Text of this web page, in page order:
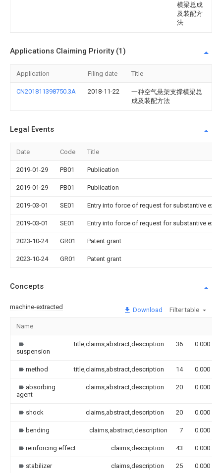
横梁总成
及装配方
法
Applications Claiming Priority (1)
Application Filing date Title
CN201811398750.3A 2018-11-22
一种空气悬架支撑横梁总
成及装配方法
Legal Events
Date Code Title
2019-01-29 PB01 Publication
2019-01-29 PB01 Publication
2019-03-01 SE01 Entry into force of request for substantive
2019-03-01 SE01 Entry into force of request for substantive
2023-10-24 GR01 Patent grant
2023-10-24 GR01 Patent grant
Concepts
machine-extracted Download Filter table
Name
suspension
title,claims,abstract,description 36 0.000
method title,claims,abstract,description 14 0.000
absorbing
agent
claims,abstract,description 20 0.000
shock claims,abstract,description 20 0.000
bending claims,abstract,description 7 0.000
reinforcing effect claims,description 43 0.000
stabilizer claims,description 25 0.000